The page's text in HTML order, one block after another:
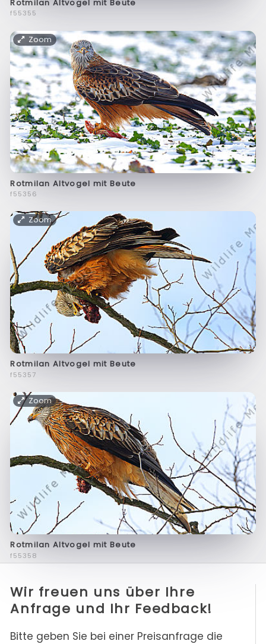
Rotmilan Altvogel mit Beute
f55355
Zoom
Rotmilan Altvogel mit Beute
f55356
Zoom
Rotmilan Altvogel mit Beute
f55357
Zoom
Rotmilan Altvogel mit Beute
f55358
Wir freuen uns über Ihre
Anfrage und Ihr Feedback!
Bitte geben Sie bei einer Preisanfrage die